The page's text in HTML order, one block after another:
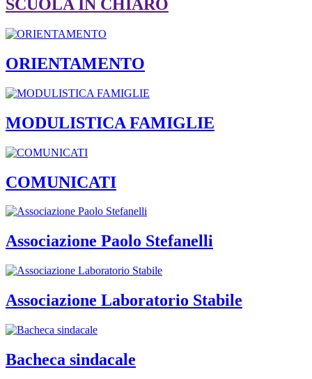
SCUOLA IN CHIARO
ORIENTAMENTO
MODULISTICA FAMIGLIE
COMUNICATI
Associazione Paolo Stefanelli
Associazione Laboratorio Stabile
Bacheca sindacale